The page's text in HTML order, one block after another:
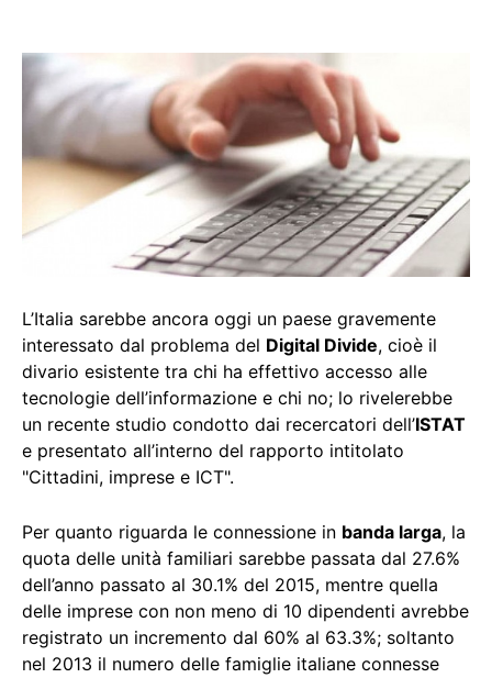
L’Italia sarebbe ancora oggi un paese gravemente
interessato dal problema del Digital Divide, cioè il
divario esistente tra chi ha effettivo accesso alle
tecnologie dell’informazione e chi no; lo rivelerebbe
un recente studio condotto dai recercatori dell’ISTAT
e presentato all’interno del rapporto intitolato
"Cittadini, imprese e ICT".
Per quanto riguarda le connessione in banda larga, la
quota delle unità familiari sarebbe passata dal 27.6%
dell’anno passato al 30.1% del 2015, mentre quella
delle imprese con non meno di 10 dipendenti avrebbe
registrato un incremento dal 60% al 63.3%; soltanto
nel 2013 il numero delle famiglie italiane connesse